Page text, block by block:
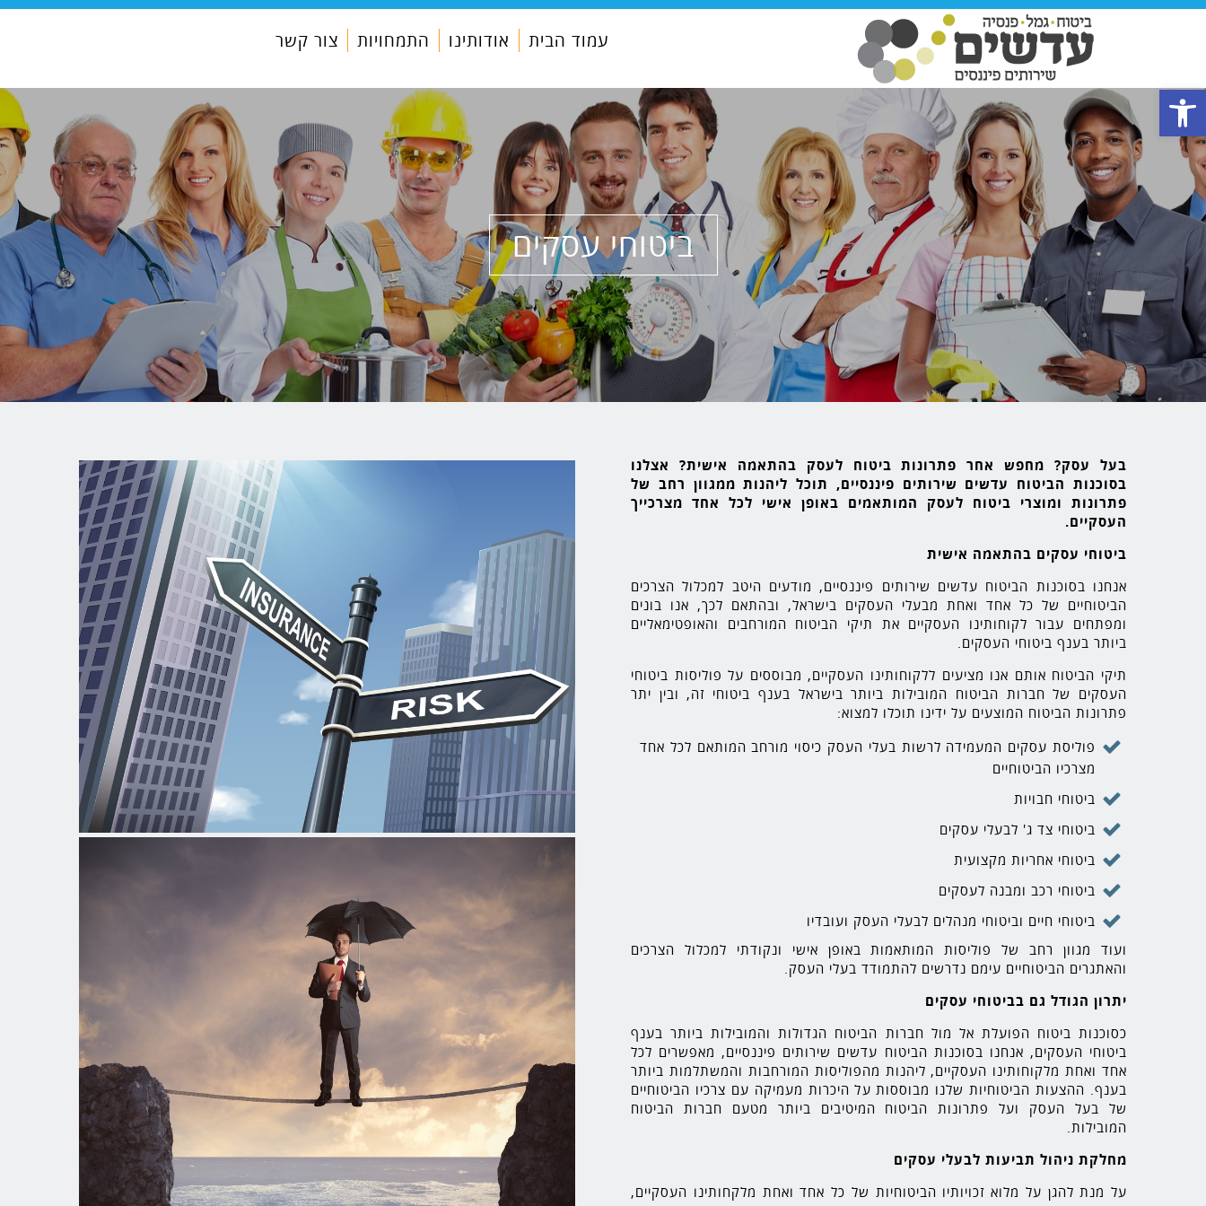
פתח סרגל נגישות
עמוד הבית אודותינו התמחויות צור קשר
ביטוחי עסקים
בעל עסק? מחפש אחר פתרונות ביטוח לעסק בהתאמה אישית? אצלנו
בסוכנות הביטוח עדשים שירותים פיננסיים, תוכל ליהנות ממגוון רחב של
פתרונות ומוצרי ביטוח לעסק המותאמים באופן אישי לכל אחד מצרכייך
העסקיים.
ביטוחי עסקים בהתאמה אישית
אנחנו בסוכנות הביטוח עדשים שירותים פיננסיים, מודעים היטב למכלול הצרכים
הביטוחיים של כל אחד ואחת מבעלי העסקים בישראל, ובהתאם לכך, אנו בונים
ומפתחים עבור לקוחותינו העסקיים את תיקי הביטוח המורחבים והאופטימאליים
ביותר בענף ביטוחי העסקים.
תיקי הביטוח אותם אנו מציעים ללקוחותינו העסקיים, מבוססים על פוליסות ביטוחי
העסקים של חברות הביטוח המובילות ביותר בישראל בענף ביטוחי זה, ובין יתר
פתרונות הביטוח המוצעים על ידינו תוכלו למצוא:
פוליסת עסקים המעמידה לרשות בעלי העסק כיסוי מורחב המותאם לכל אחד
מצרכיו הביטוחיים
ביטוחי חבויות
ביטוחי צד ג' לבעלי עסקים
ביטוחי אחריות מקצועית
ביטוחי רכב ומבנה לעסקים
ביטוחי חיים וביטוחי מנהלים לבעלי העסק ועובדיו
ועוד מגוון רחב של פוליסות המותאמות באופן אישי ונקודתי למכלול הצרכים
והאתגרים הביטוחיים עימם נדרשים להתמודד בעלי העסק.
יתרון הגודל גם בביטוחי עסקים
כסוכנות ביטוח הפועלת אל מול חברות הביטוח הגדולות והמובילות ביותר בענף
ביטוחי העסקים, אנחנו בסוכנות הביטוח עדשים שירותים פיננסיים, מאפשרים לכל
אחד ואחת מלקוחותינו העסקיים, ליהנות מהפוליסות המורחבות והמשתלמות ביותר
בענף. ההצעות הביטוחיות שלנו מבוססות על היכרות מעמיקה עם צרכיו הביטוחיים
של בעל העסק ועל פתרונות הביטוח המיטיבים ביותר מטעם חברות הביטוח
המובילות.
מחלקת ניהול תביעות לבעלי עסקים
על מנת להגן על מלוא זכויותיו הביטוחיות של כל אחד ואחת מלקחותינו העסקיים,